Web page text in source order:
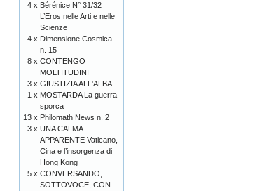
4 x Bérénice N° 31/32
L’Eros nelle Arti e nelle
Scienze
4 x Dimensione Cosmica
n. 15
8 x CONTENGO
MOLTITUDINI
3 x GIUSTIZIA ALL'ALBA
1 x MOSTARDA La guerra
sporca
13 x Philomath News n. 2
3 x UNA CALMA
APPARENTE Vaticano,
Cina e l’insorgenza di
Hong Kong
5 x CONVERSANDO,
SOTTOVOCE, CON